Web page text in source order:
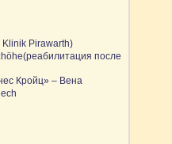
Klinik Pirawarth)
после
Кройц» – Вена